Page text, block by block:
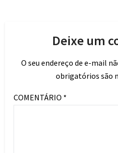
Deixe um
O seu endereço de e-mail
obrigatórios são
COMENTÁRIO *